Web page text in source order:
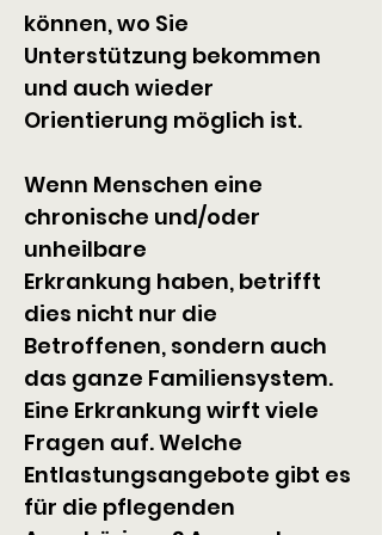
können, wo Sie
Unterstützung bekommen
und auch wieder
Orientierung möglich ist.
Wenn Menschen eine
chronische und/oder
unheilbare
Erkrankung haben, betrifft
dies nicht nur die
Betroffenen, sondern auch
das ganze Familiensystem.
Eine Erkrankung wirft viele
Fragen auf. Welche
Entlastungsangebote gibt es
für die pflegenden